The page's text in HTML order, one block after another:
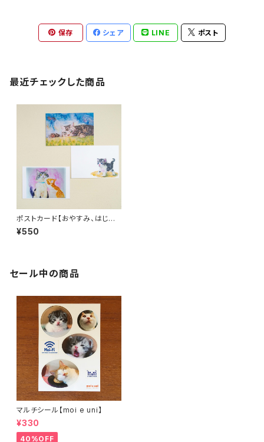
保存 シェア LINE ポスト
最近チェックした商品
ポストカード【おやすみ、はじめ
ての一歩、どさチュー】
¥550
セール中の商品
マルチシール【moi e uni】
¥330
40%OFF